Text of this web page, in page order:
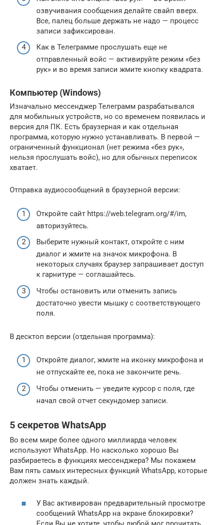
озвучивания сообщения делайте свайп вверх.
Все, палец больше держать не надо — процесс
записи зафиксирован.
Как в Телеграмме прослушать еще не
отправленный войс — активируйте режим «без
рук» и во время записи жмите кнопку квадрата.
Компьютер (Windows)
Изначально мессенджер Телеграмм разрабатывался
для мобильных устройств, но со временем появилась и
версия для ПК. Есть браузерная и как отдельная
программа, которую нужно устанавливать. В первой —
ограниченный функционал (нет режима «без рук»,
нельзя прослушать войс), но для обычных переписок
хватает.
Отправка аудиосообщений в браузерной версии:
Откройте сайт https://web.telegram.org/#/im,
авторизуйтесь.
Выберите нужный контакт, откройте с ним
диалог и жмите на значок микрофона. В
некоторых случаях браузер запрашивает доступ
к гарнитуре — соглашайтесь.
Чтобы остановить или отменить запись
достаточно увести мышку с соответствующего
поля.
В десктоп версии (отдельная программа):
Откройте диалог, жмите на иконку микрофона и
не отпускайте ее, пока не закончите речь.
Чтобы отменить — уведите курсор с поля, где
начал свой отчет секундомер записи.
5 секретов WhatsApp
Во всем мире более одного миллиарда человек
используют WhatsApp. Но насколько хорошо Вы
разбираетесь в функциях мессенджера? Мы покажем
Вам пять самых интересных функций WhatsApp, которые
должен знать каждый.
У Вас активирован предварительный просмотре
сообщений WhatsApp на экране блокировки?